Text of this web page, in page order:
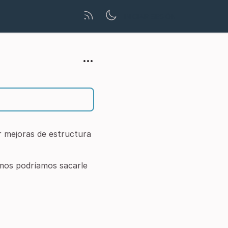
de estructura
podríamos sacarle